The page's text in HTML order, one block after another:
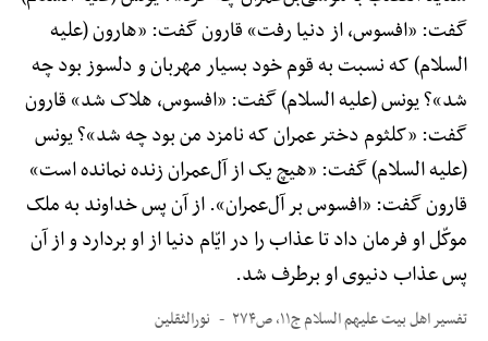
گفت: «افسوس، از دنیا رفت» قارون گفت: «هارون (علیه
السلام) که نسبت به قوم خود بسیار مهربان و دلسوز بود چه
شد»؟ یونس (علیه السلام) گفت: «افسوس، هلاک شد» قارون
گفت: «کلثوم دختر عمران که نامزد من بود چه شد»؟ یونس
(علیه السلام) گفت: «هیچ یک از آل‌عمران زنده نمانده است»
قارون گفت: «افسوس بر آل‌عمران». از آن پس خداوند به ملک
موکّل او فرمان داد تا عذاب را در ایّام دنیا از او بردارد و از آن
پس عذاب دنیوی او برطرف شد.
تفسیر اهل بیت علیهم السلام ج۱۱، ص۲۷۴ نورالثقلین